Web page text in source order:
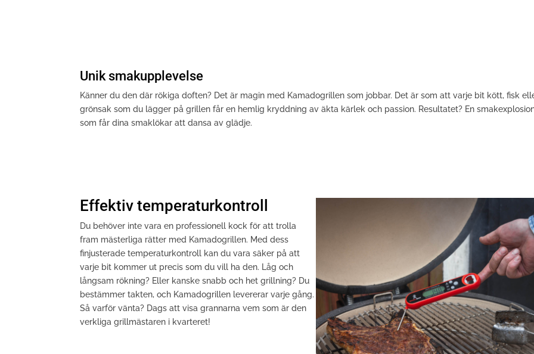
Unik smakupplevelse
Känner du den där rökiga doften? Det är magin med Kamadogrillen som jobbar. Det är som att varje bit kött, fisk
grönsak som du lägger på grillen får en hemlig kryddning av äkta kärlek och passion. Resultatet? En
som får dina smaklökar att dansa av glädje.
Effektiv temperaturkontroll
Du behöver inte vara en professionell kock för att trolla
fram mästerliga rätter med Kamadogrillen. Med dess
finjusterade temperaturkontroll kan du vara säker på att
varje bit kommer ut precis som du vill ha den. Låg och
långsam rökning? Eller kanske snabb och het grillning? Du
bestämmer takten, och Kamadogrillen levererar varje gång.
Så varför vänta? Dags att visa grannarna vem som är den
verkliga grillmästaren i kvarteret!